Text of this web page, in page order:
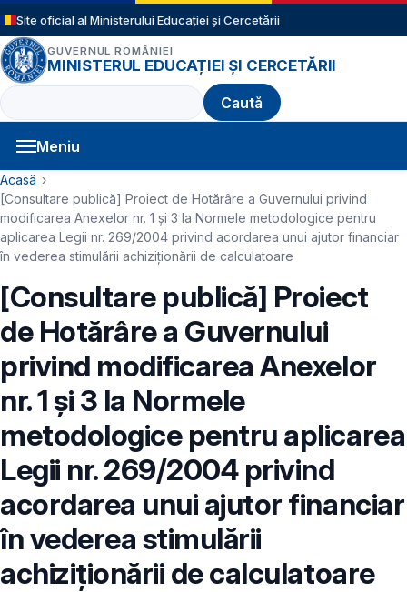
Sari la conținutul principal
Site oficial al Ministerului Educației și Cercetării
GUVERNUL ROMÂNIEI
MINISTERUL EDUCAȚIEI ȘI CERCETĂRII
Caută
Meniu
Navigație principală
Cale de navigare
Acasă
[Consultare publică] Proiect de Hotărâre a Guvernului privind
modificarea Anexelor nr. 1 și 3 la Normele metodologice pentru
aplicarea Legii nr. 269/2004 privind acordarea unui ajutor financiar
în vederea stimulării achiziționării de calculatoare
[Consultare publică] Proiect
de Hotărâre a Guvernului
privind modificarea Anexelor
nr. 1 și 3 la Normele
metodologice pentru aplicarea
Legii nr. 269/2004 privind
acordarea unui ajutor financiar
în vederea stimulării
achiziționării de calculatoare